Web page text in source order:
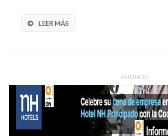
LEER MÁS
ANUNCIO